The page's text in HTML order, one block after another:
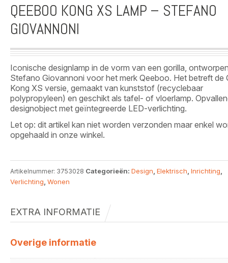
QEEBOO KONG XS LAMP – STEFANO
GIOVANNONI
Iconische designlamp in de vorm van een gorilla,
Stefano Giovannoni voor het merk Qeeboo. Het betreft de
Kong XS versie, gemaakt van kunststof (recyclebaar
polypropyleen) en geschikt als tafel- of vloerlamp.
designobject met geïntegreerde LED-verlichting.
Let op: dit artikel kan niet worden verzonden maar enkel
opgehaald in onze winkel.
Artikelnummer: 3753028 Categorieën: Design, Elektrisch, Inrichting,
Verlichting, Wonen
EXTRA INFORMATIE
Overige informatie